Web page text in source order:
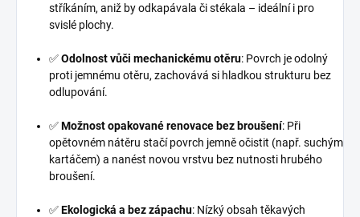
stříkáním, aniž by odkapávala či stékala – ideální i pro
svislé plochy.
✅Odolnost vůči mechanickému otěru: Povrch je odolný
proti jemnému otěru, zachovává si hladkou strukturu bez
odlupování.
✅Možnost opakované renovace bez broušení: Při
opětovném nátěru stačí povrch jemně očistit (např. suchým
kartáčem) a nanést novou vrstvu bez nutnosti hrubého
broušení.
✅Ekologická a bez zápachu: Nízký obsah těkavých